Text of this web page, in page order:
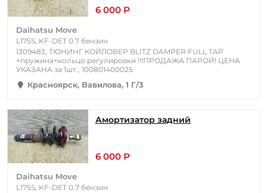
6 000 Р
Daihatsu Move
L175S, KF-DET 0.7 бензин
1309483, ТЮНИНГ КОЙЛОВЕР BLITZ DAMPER FULL TAP
+пружина+кольцо регулировки !!!ПРОДАЖА ПАРОЙ! ЦЕНА
УКАЗАНА за 1шт., 100801400025
Красноярск, Вавилова, 1 Г/3
Амортизатор задний
6 000 Р
Daihatsu Move
L175S, KF-DET 0.7 бензин